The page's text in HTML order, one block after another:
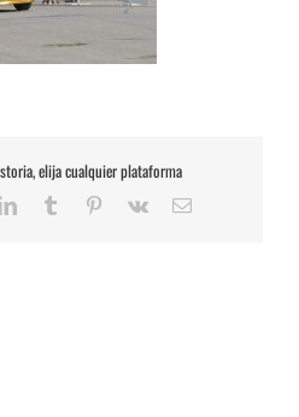
elija cualquier plataforma
LinkedInTumblr Pinterest
Vk
Correo